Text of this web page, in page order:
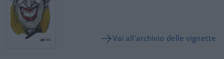
Vai all'archivio delle vignette